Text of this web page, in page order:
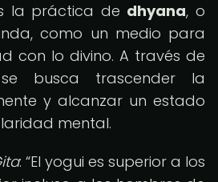
la práctica de dhyana, o
como un medio para
con lo divino. A través de
busca trascender la
y alcanzar un estado
mental.
: El yogui es superior a los